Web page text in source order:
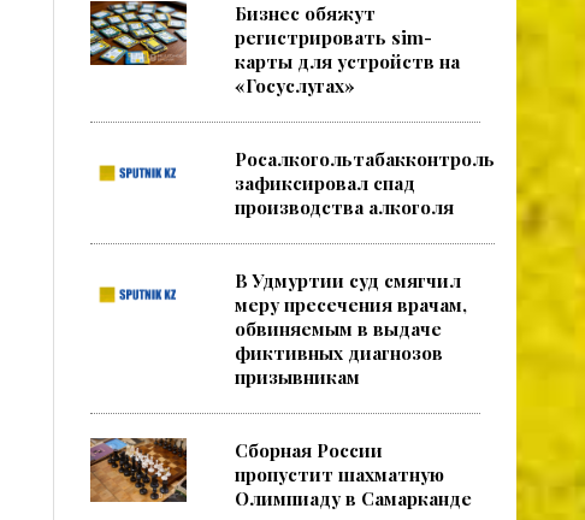
Бизнес обяжут
регистрировать sim-
карты для устройств на
«Госуслугах»
Росалкогольтабакконтроль
зафиксировал спад
производства алкоголя
В Удмуртии суд смягчил
меру пресечения врачам,
обвиняемым в выдаче
фиктивных диагнозов
призывникам
Сборная России
пропустит шахматную
Олимпиаду в Самарканде